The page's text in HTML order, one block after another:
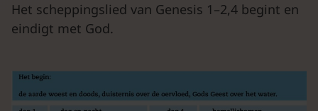
Het scheppingslied van Genesis 1–2,4 begint en
eindigt met God.